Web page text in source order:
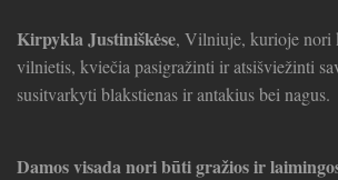
Kirpykla Justiniškėse, Vilniuje, kurioje nori
vilnietis, kviečia pasigražinti ir atsišviežinti
susitvarkyti blakstienas ir antakius bei nagus.
Damos visada nori būti gražios ir